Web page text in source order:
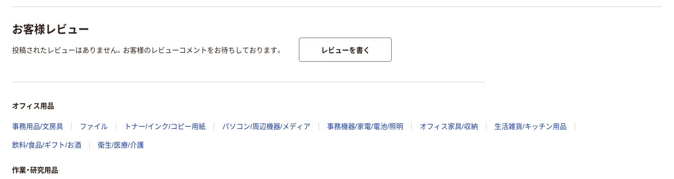
お客様レビュー
投稿されたレビューはありません。お客様のレビューコメントをお待ちしております。 レビューを書く
オフィス用品
事務用品/文房具 ファイル トナー/インク/コピー用紙 パソコン/周辺機器/メディア 事務機器/家電/電池/照明 オフィス家具/収納 生活雑貨/キッチン用品
飲料/食品/ギフト/お酒 衛生/医療/介護
作業・研究用品